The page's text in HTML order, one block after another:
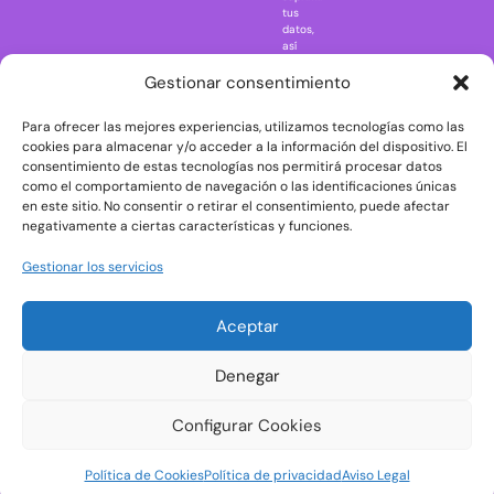
Gestionar consentimiento
Para ofrecer las mejores experiencias, utilizamos tecnologías como las
cookies para almacenar y/o acceder a la información del dispositivo. El
consentimiento de estas tecnologías nos permitirá procesar datos
como el comportamiento de navegación o las identificaciones únicas
en este sitio. No consentir o retirar el consentimiento, puede afectar
negativamente a ciertas características y funciones.
Gestionar los servicios
Aceptar
Denegar
Configurar Cookies
Política de CookiesPolítica de privacidadAviso Legal
Rick and
The Big Bang
Theory
The Blues
Brothers
The
The Shining
Derry
tus
datos,
así
ejercer
consultando
la
información
adicional
y
detallada
sobre